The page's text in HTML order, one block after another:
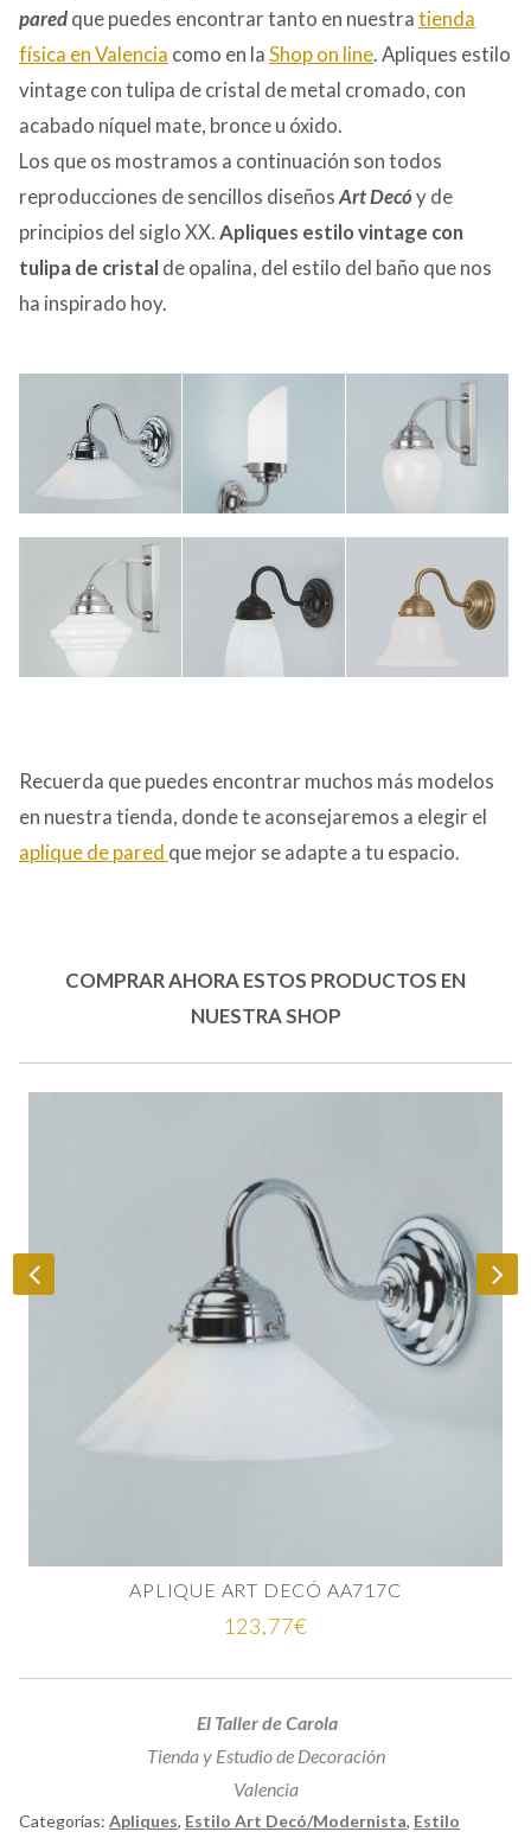
paredque puedes encontrar tanto en nuestratienda
física en Valencia como en laShop on line. Apliques estilo
vintage con tulipa de cristal de metal cromado, con
acabado níquel mate, bronce u óxido.
Los que os mostramos a continuación son todos
reproducciones de sencillos diseñosArt Decóy de
principios del siglo XX.Apliques estilo vintage con
tulipa de cristalde opalina, del estilo del baño que nos
ha inspirado hoy.
Recuerda que puedes encontrar muchos más modelos
en nuestra tienda, donde te aconsejaremos a elegir el
aplique de pared que mejor se adapte a tu espacio.
COMPRAR AHORA ESTOS PRODUCTOS EN
NUESTRA SHOP
APLIQUE ART DECÓ AA717C
123,77€
El Taller de Carola
Tienda y Estudio de Decoración
Valencia
Categorías: Apliques, Estilo Art Decó/Modernista, Estilo